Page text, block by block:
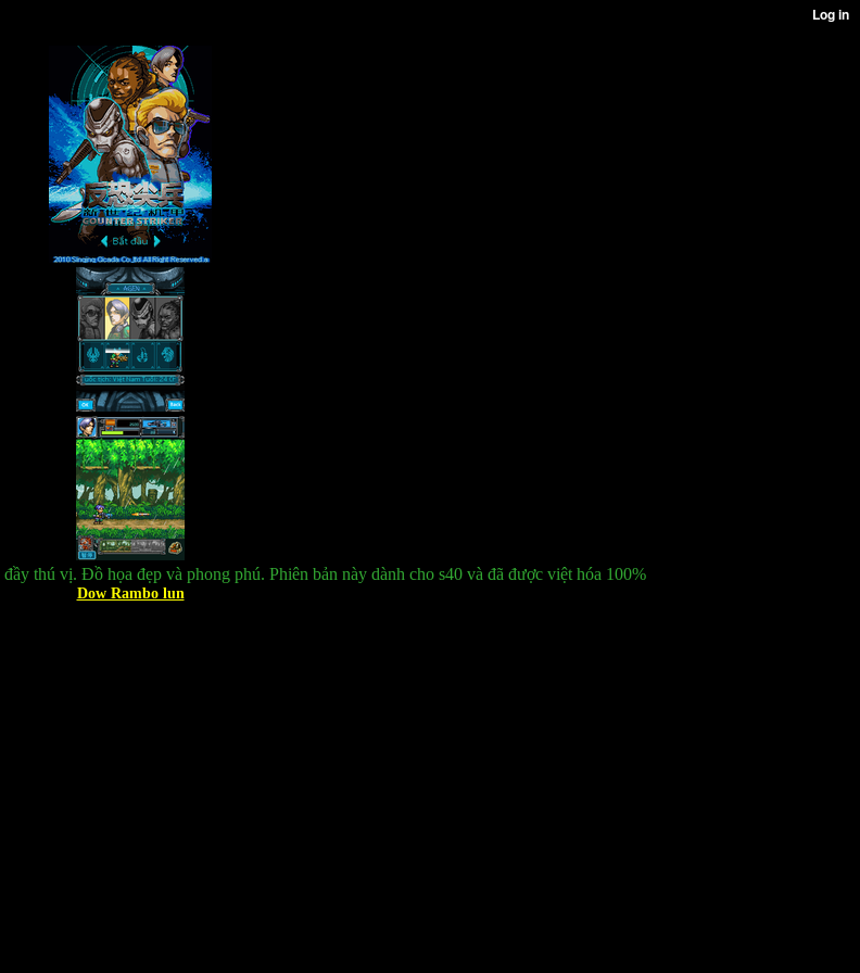
thú vị. Đồ họa đẹp và phong phú. Phiên bản này dành cho s40 và đã được việt hóa 100%
Dow Rambo lun